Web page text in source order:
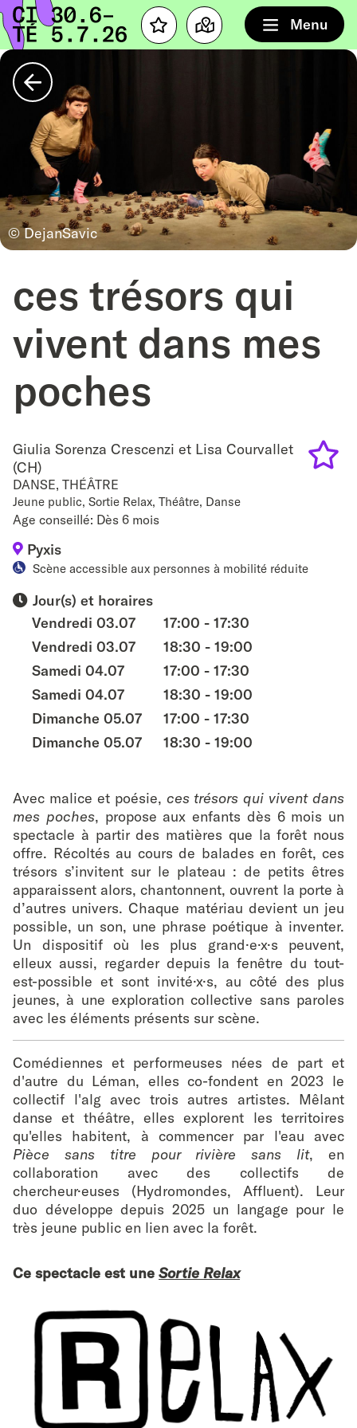
Retour
© DejanSavic
ces trésors qui
vivent dans mes
poches
Giulia Sorenza Crescenzi et Lisa Courvallet
(CH)
DANSE, THÉÂTRE
Jeune public, Sortie Relax, Théâtre, Danse
Age conseillé: Dès 6 mois
Pyxis
Scène accessible aux personnes à mobilité réduite
Jour(s) et horaires
Vendredi 03.07
17:00 - 17:30
Vendredi 03.07
18:30 - 19:00
Samedi 04.07
17:00 - 17:30
Samedi 04.07
18:30 - 19:00
Dimanche 05.07
17:00 - 17:30
Dimanche 05.07
18:30 - 19:00
Avec malice et poésie, ces trésors qui vivent dans
mes poches, propose aux enfants dès 6 mois un
spectacle à partir des matières que la forêt nous
offre. Récoltés au cours de balades en forêt, ces
trésors s’invitent sur le plateau : de petits êtres
apparaissent alors, chantonnent, ouvrent la porte à
d’autres univers. Chaque matériau devient un jeu
possible, un son, une phrase poétique à inventer.
Un dispositif où les plus grand·e·x·s peuvent,
elleux aussi, regarder depuis la fenêtre du tout-
est-possible et sont invité·x·s, au côté des plus
jeunes, à une exploration collective sans paroles
avec les éléments présents sur scène.
Comédiennes et performeuses nées de part et
d'autre du Léman, elles co-fondent en 2023 le
collectif l'alg avec trois autres artistes. Mêlant
danse et théâtre, elles explorent les territoires
qu'elles habitent, à commencer par l'eau avec
Pièce sans titre pour rivière sans lit, en
collaboration avec des collectifs de
chercheur·euses (Hydromondes, Affluent). Leur
duo développe depuis 2025 un langage pour le
très jeune public en lien avec la forêt.
Ce spectacle est une Sortie Relax